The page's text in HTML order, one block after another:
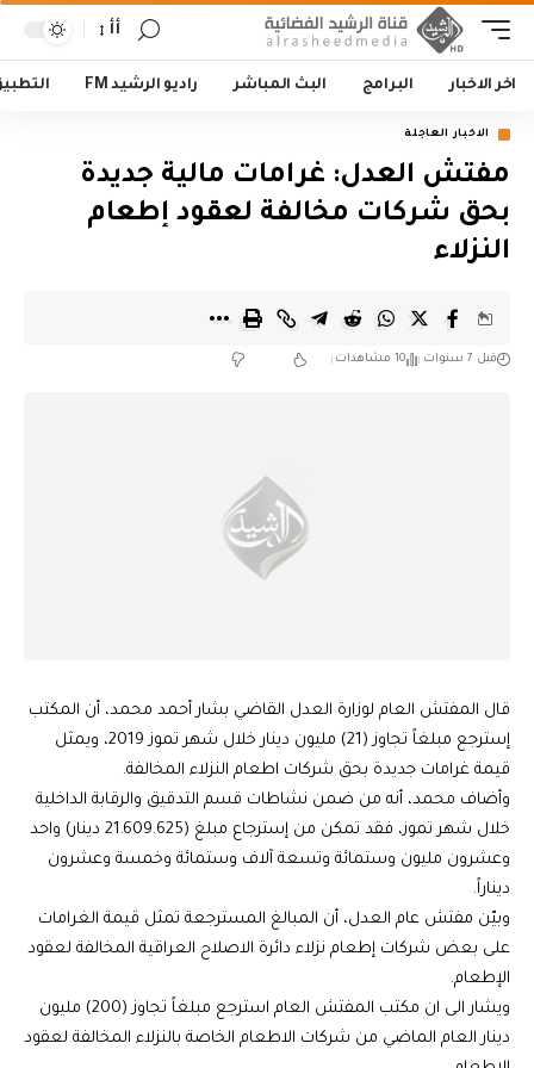
أأ
اخر الاخبار البرامج البث المباشر راديو الرشيد FM
الاخبار العاجلة
مفتش العدل: غرامات مالية جديدة
بحق شركات مخالفة لعقود إطعام
النزلاء
قبل 7 سنوات 10 مشاهدات
قال المفتش العام لوزارة العدل القاضي بشار أحمد محمد، أن المكتب
إسترجع مبلغاً تجاوز (21) مليون دينار خلال شهر تموز 2019، ويمثل
قيمة غرامات جديدة بحق شركات اطعام النزلاء المخالفة.
وأضاف محمد، أنه من ضمن نشاطات قسم التدقيق والرقابة الداخلية
خلال شهر تموز، فقد تمكن من إسترجاع مبلغ (21.609.625 دينار) واحد
وعشرون مليون وستمائة وتسعة آلاف وستمائة وخمسة وعشرون
ديناراً.
وبيّن مفتش عام العدل، أن المبالغ المسترجعة تمثل قيمة الغرامات
على بعض شركات إطعام نزلاء دائرة الاصلاح العراقية المخالفة لعقود
الإطعام.
ويشار الى ان مكتب المفتش العام استرجع مبلغاً تجاوز (200) مليون
دينار العام الماضي من شركات الاطعام الخاصة بالنزلاء المخالفة لعقود